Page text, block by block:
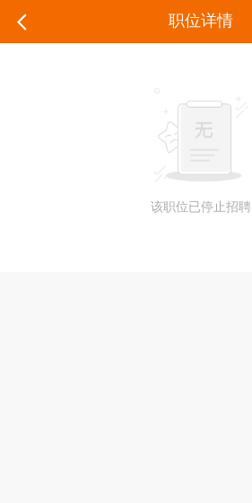
职位详情
该职位已停止招聘